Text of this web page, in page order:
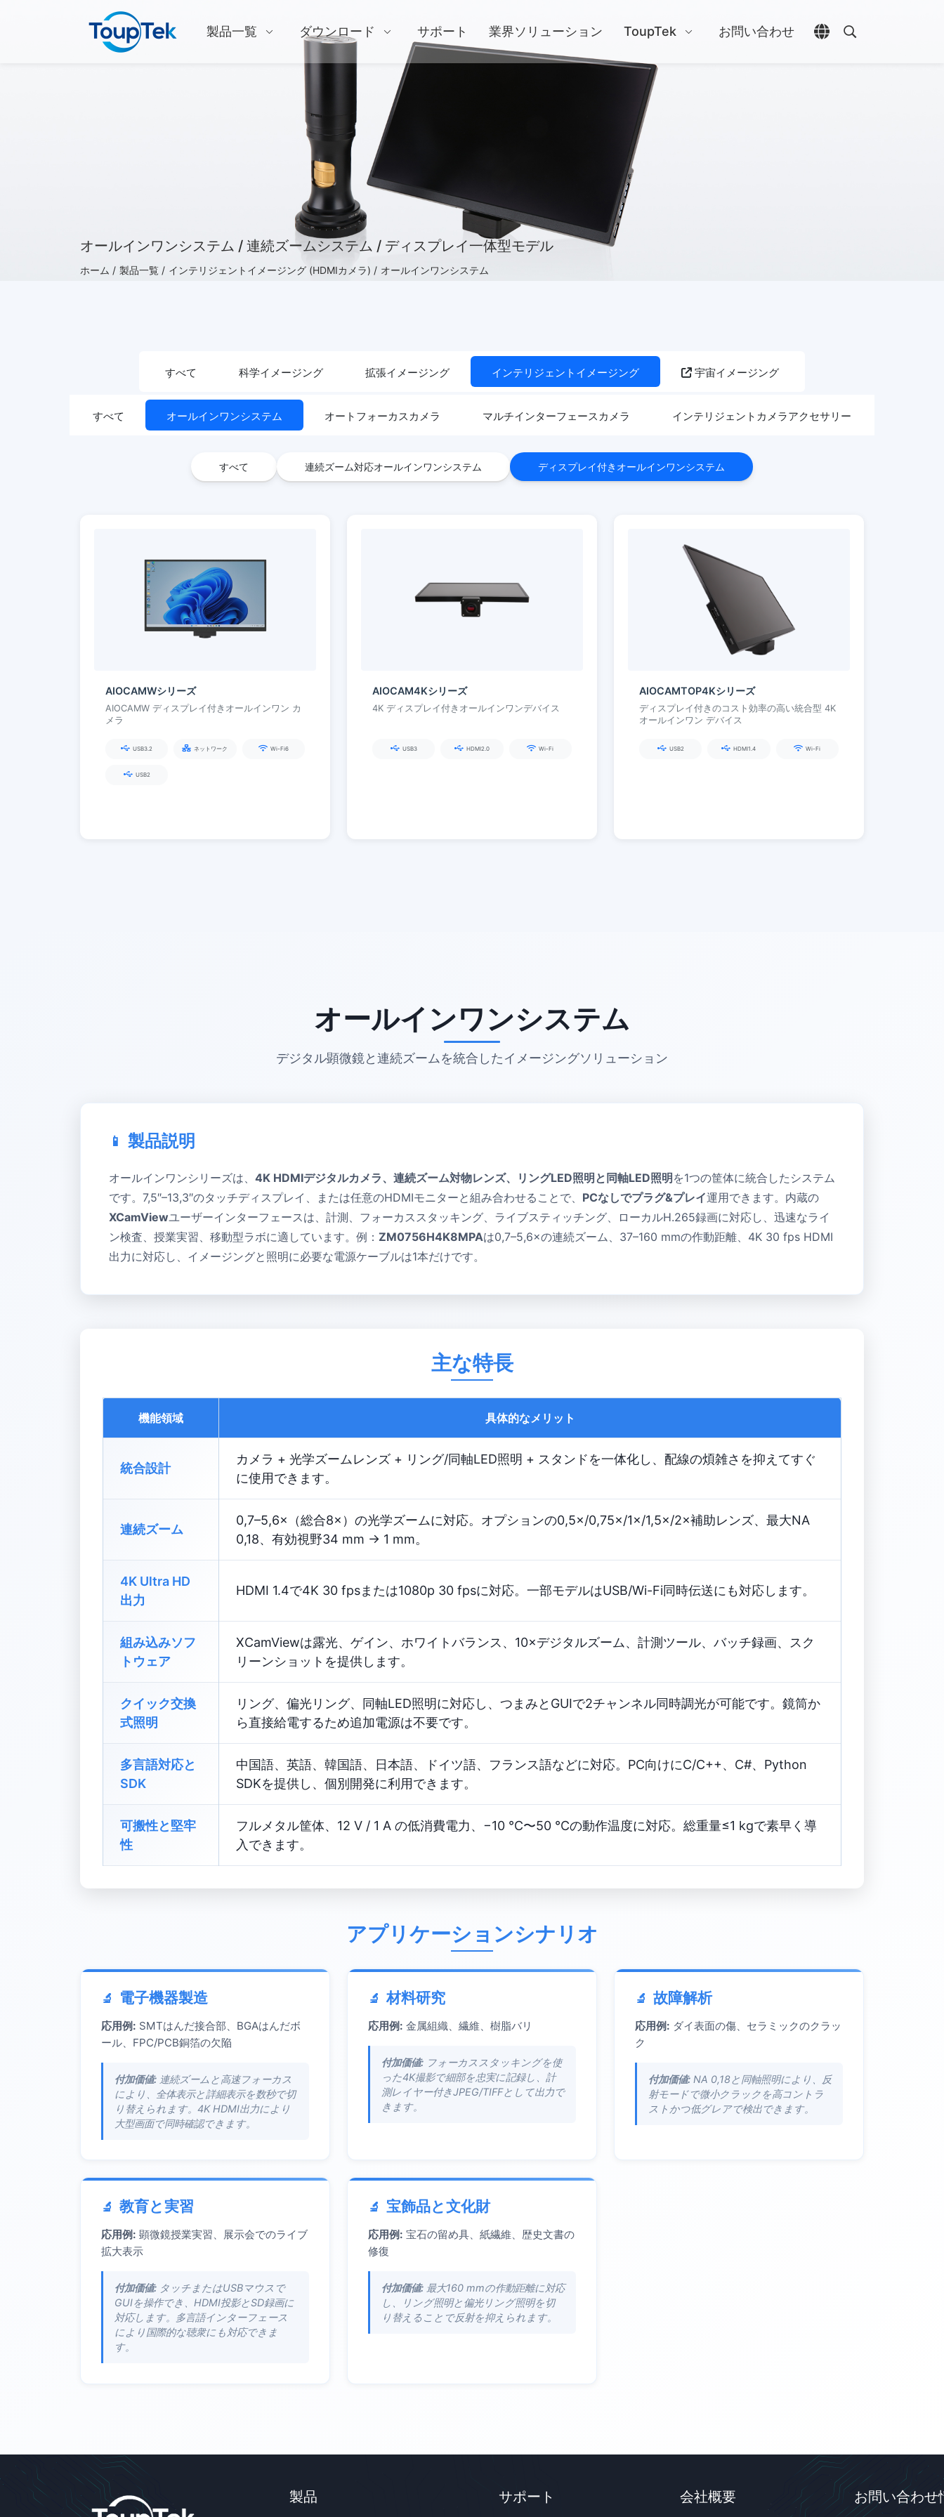
製品一覧 ダウンロード サポート 業界ソリューション ToupTek お問い合わせ
言語選択を開く
検索を開く
オールインワンシステム / 連続ズームシステム / ディスプレイ一体型モデル
ホーム / 製品一覧 / インテリジェントイメージング (HDMIカメラ) / オールインワンシステム
すべて 科学イメージング 拡張イメージング インテリジェントイメージング 宇宙イメージング
すべて オールインワンシステム オートフォーカスカメラ マルチインターフェースカメラ インテリジェントカメラアクセサリー
すべて 連続ズーム対応オールインワンシステム ディスプレイ付きオールインワンシステム
AIOCAMWシリーズ
AIOCAMW ディスプレイ付きオールインワン カ
メラ
USB3.2 ネットワーク Wi-Fi6
USB2
AIOCAM4Kシリーズ
4K ディスプレイ付きオールインワンデバイス
USB3 HDMI2.0 Wi-Fi
AIOCAMTOP4Kシリーズ
ディスプレイ付きのコスト効率の高い統合型 4K
オールインワン デバイス
USB2 HDMI1.4 Wi-Fi
オールインワンシステム
デジタル顕微鏡と連続ズームを統合したイメージングソリューション
製品説明
オールインワンシリーズは、 4K HDMIデジタルカメラ、連続ズーム対物レンズ、リングLED照明と同軸LED照明 を1つの筐体に統合したシステム
です。7,5″–13,3″のタッチディスプレイ、または任意のHDMIモニターと組み合わせることで、 PCなしでプラグ&プレイ運用できます。内蔵の
XCamViewユーザーインターフェースは、計測、フォーカススタッキング、ライブスティッチング、ローカルH.265録画に対応し、迅速なライ
ン検査、授業実習、移動型ラボに適しています。例： ZM0756H4K8MPAは0,7–5,6×の連続ズーム、37–160 mmの作動距離、4K 30 fps HDMI
出力に対応し、イメージングと照明に必要な電源ケーブルは1本だけです。
主な特長
機能領域 具体的なメリット
統合設計
カメラ + 光学ズームレンズ + リング/同軸LED照明 + スタンドを一体化し、配線の煩雑さを抑えてすぐ
に使用できます。
連続ズーム
0,7–5,6×（総合8×）の光学ズームに対応。オプションの0,5×/0,75×/1×/1,5×/2×補助レンズ、最大NA
0,18、有効視野34 mm → 1 mm。
4K Ultra HD
出力
HDMI 1.4で4K 30 fpsまたは1080p 30 fpsに対応。一部モデルはUSB/Wi-Fi同時伝送にも対応します。
組み込みソフ
トウェア
XCamViewは露光、ゲイン、ホワイトバランス、10×デジタルズーム、計測ツール、バッチ録画、スク
リーンショットを提供します。
クイック交換
式照明
リング、偏光リング、同軸LED照明に対応し、つまみとGUIで2チャンネル同時調光が可能です。鏡筒か
ら直接給電するため追加電源は不要です。
多言語対応と
SDK
中国語、英語、韓国語、日本語、ドイツ語、フランス語などに対応。PC向けにC/C++、C#、Python
SDKを提供し、個別開発に利用できます。
可搬性と堅牢
性
フルメタル筐体、12 V / 1 A の低消費電力、−10 °C〜50 °Cの動作温度に対応。総重量≤1 kgで素早く導
入できます。
アプリケーションシナリオ
電子機器製造
応用例: SMTはんだ接合部、BGAはんだボ
ール、FPC/PCB銅箔の欠陥
付加価値:連続ズームと高速フォーカス
により、全体表示と詳細表示を数秒で切
り替えられます。4K HDMI出力により
大型画面で同時確認できます。
材料研究
応用例: 金属組織、繊維、樹脂バリ
付加価値:フォーカススタッキングを使
った4K撮影で細部を忠実に記録し、計
測レイヤー付きJPEG/TIFFとして出力で
きます。
故障解析
応用例: ダイ表面の傷、セラミックのクラッ
ク
付加価値:NA 0,18と同軸照明により、反
射モードで微小クラックを高コントラ
ストかつ低グレアで検出できます。
教育と実習
応用例: 顕微鏡授業実習、展示会でのライブ
拡大表示
付加価値:タッチまたはUSBマウスで
GUIを操作でき、HDMI投影とSD録画に
対応します。多言語インターフェース
により国際的な聴衆にも対応できま
す。
宝飾品と文化財
応用例: 宝石の留め具、紙繊維、歴史文書の
修復
付加価値:最大160 mmの作動距離に対応
し、リング照明と偏光リング照明を切
り替えることで反射を抑えられます。
製品 サポート 会社概要 お問い合わせ